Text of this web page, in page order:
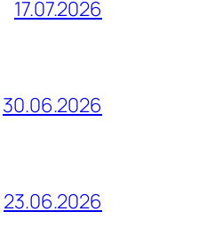
17.07.2026
30.06.2026
23.06.2026